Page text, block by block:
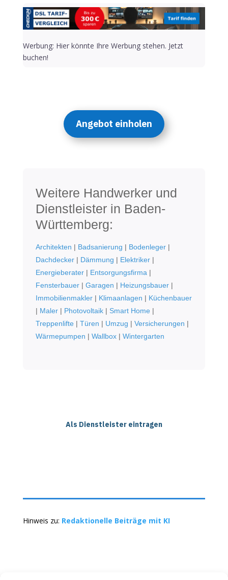
Werbung: Hier könnte Ihre Werbung stehen. Jetzt
buchen!
Angebot einholen
Weitere Handwerker und
Dienstleister in Baden-
Württemberg:
Architekten | Badsanierung | Bodenleger|
Dachdecker| Dämmung | Elektriker|
Energieberater| Entsorgungsfirma |
Fensterbauer| Garagen | Heizungsbauer|
Immobilienmakler| Klimaanlagen | Küchenbauer
| Maler| Photovoltaik| Smart Home|
Treppenlifte| Türen | Umzug | Versicherungen |
Wärmepumpen | Wallbox| Wintergarten
Als Dienstleister eintragen
Hinweis zu: Redaktionelle Beiträge mit KI